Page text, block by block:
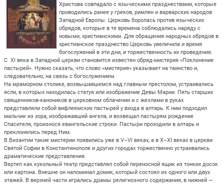
Христова совпадало с языческими празднествами, которые
проводились ранее у греков, римлян и варварских народов
Западной Европы. Церковь боролась против языческих
обрядов, которые в те времена соблюдались наряду с
новыми, христианскими. Для обращения народных обрядов в
христианское празднество Церковь увеличила и время
богослужений в эти дни, и торжественность их проведения.
С XI века в Западной церкви становится известен обряд-мистерия «Поклонение
пастырей». Нужно сказать, что слово «мистерия» указывает на таинство и,
следовательно, на связь с богослужением.
На мраморном столике, возвышавшемся над главным престолом, устраивались
ясли, в которых находилась статуя или изображение Девы Марии. Пять старших
священников-каноников в церковном облачении и с жезлами в руках
представляли собой вифлеемских пастырей у входа в алтарь. К ним подходил
мальчик из хора, изображавший ангела, и возвещал пастырям рождение
Спасителя, произнося евангельские строки. Пастыри проходили в алтарь и
преклонялись перед Ним.
В Византии такие мистерии появились уже в V–VI веках, а в X–XI веках в церкви
Святой Софии в Константинополе и других городах торжественно устраивались
драматические представления.
Вертеп как кукольный театр представлял собой переносной ящик из тонких досок
или картона. Внешне он напоминал домик, который состоял из одного или двух
этажей. В верхней части игрались драмы религиозного содержания, в нижней —